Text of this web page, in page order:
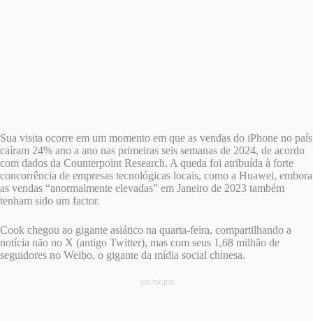
Sua visita ocorre em um momento em que as vendas do iPhone no país
caíram 24% ano a ano nas primeiras seis semanas de 2024, de acordo
com dados da Counterpoint Research. A queda foi atribuída à forte
concorrência de empresas tecnológicas locais, como a Huawei, embora
as vendas “anormalmente elevadas” em Janeiro de 2023 também
tenham sido um factor.
Cook chegou ao gigante asiático na quarta-feira, compartilhando a
notícia não no X (antigo Twitter), mas com seus 1,68 milhão de
seguidores no Weibo, o gigante da mídia social chinesa.
ANÚNCIOS